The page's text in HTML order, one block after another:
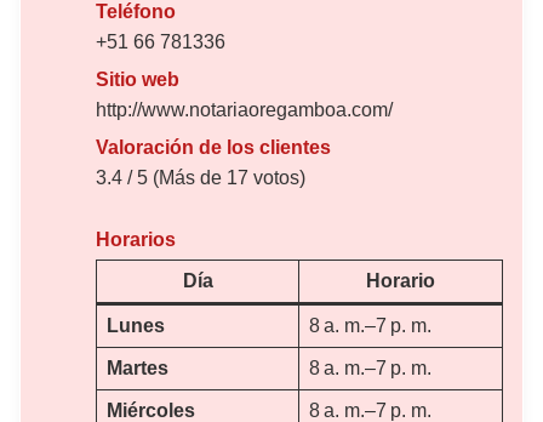
Teléfono
+51 66 781336
Sitio web
http://www.notariaoregamboa.com/
Valoración de los clientes
3.4 / 5 (Más de 17 votos)
Horarios
Día
Horario
Lunes 8 a. m.–7 p. m.
Martes 8 a. m.–7 p. m.
Miércoles 8 a. m.–7 p. m.